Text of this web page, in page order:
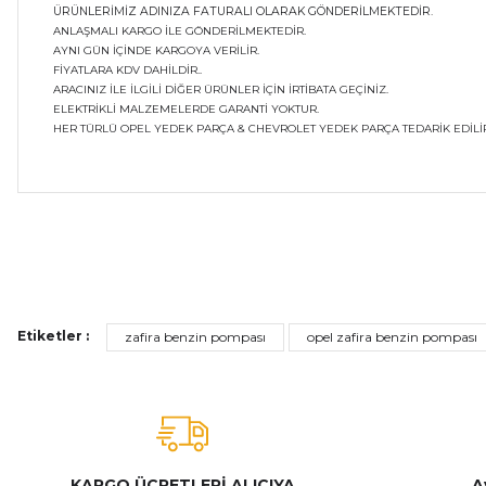
ÜRÜNLERİMİZ ADINIZA FATURALI OLARAK GÖNDERİLMEKTEDİR.
ANLAŞMALI KARGO İLE GÖNDERİLMEKTEDİR.
AYNI GÜN İÇİNDE KARGOYA VERİLİR.
FİYATLARA KDV DAHİLDİR..
ARACINIZ İLE İLGİLİ DİĞER ÜRÜNLER İÇİN İRTİBATA GEÇİNİZ.
ELEKTRİKLİ MALZEMELERDE GARANTİ YOKTUR.
HER TÜRLÜ OPEL YEDEK PARÇA & CHEVROLET YEDEK PARÇA TEDARİK
Ürün açıklamasında eksik bilgiler bulunuyor.
Bu ürüne benzer farklı alternatifler olmalı.
Etiketler : zafira benzin pompası opel zafira benzin pompası